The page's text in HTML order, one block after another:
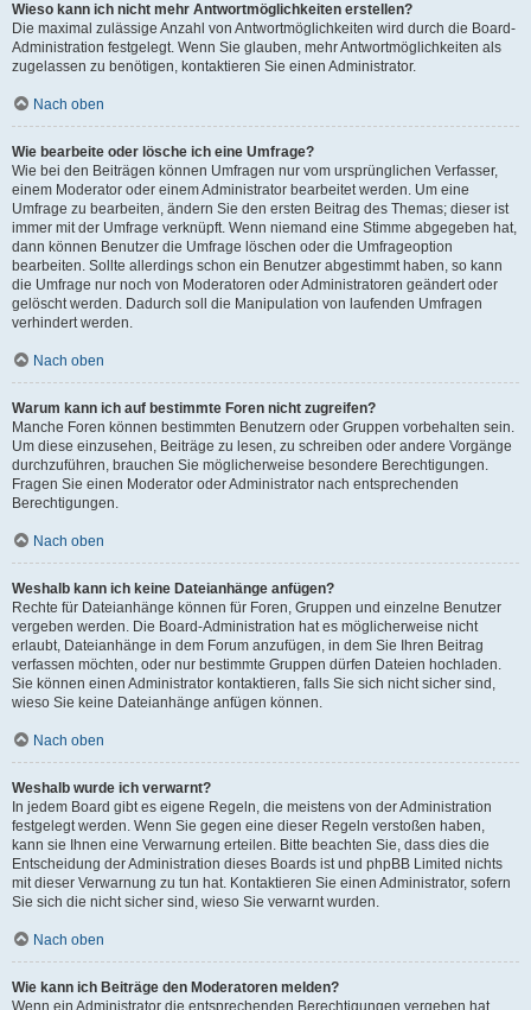
Wieso kann ich nicht mehr Antwortmöglichkeiten erstellen?
Die maximal zulässige Anzahl von Antwortmöglichkeiten wird durch die Board-
Administration festgelegt. Wenn Sie glauben, mehr Antwortmöglichkeiten als
zugelassen zu benötigen, kontaktieren Sie einen Administrator.
Nach oben
Wie bearbeite oder lösche ich eine Umfrage?
Wie bei den Beiträgen können Umfragen nur vom ursprünglichen Verfasser,
einem Moderator oder einem Administrator bearbeitet werden. Um eine
Umfrage zu bearbeiten, ändern Sie den ersten Beitrag des Themas; dieser ist
immer mit der Umfrage verknüpft. Wenn niemand eine Stimme abgegeben hat,
dann können Benutzer die Umfrage löschen oder die Umfrageoption
bearbeiten. Sollte allerdings schon ein Benutzer abgestimmt haben, so kann
die Umfrage nur noch von Moderatoren oder Administratoren geändert oder
gelöscht werden. Dadurch soll die Manipulation von laufenden Umfragen
verhindert werden.
Nach oben
Warum kann ich auf bestimmte Foren nicht zugreifen?
Manche Foren können bestimmten Benutzern oder Gruppen vorbehalten sein.
Um diese einzusehen, Beiträge zu lesen, zu schreiben oder andere Vorgänge
durchzuführen, brauchen Sie möglicherweise besondere Berechtigungen.
Fragen Sie einen Moderator oder Administrator nach entsprechenden
Berechtigungen.
Nach oben
Weshalb kann ich keine Dateianhänge anfügen?
Rechte für Dateianhänge können für Foren, Gruppen und einzelne Benutzer
vergeben werden. Die Board-Administration hat es möglicherweise nicht
erlaubt, Dateianhänge in dem Forum anzufügen, in dem Sie Ihren Beitrag
verfassen möchten, oder nur bestimmte Gruppen dürfen Dateien hochladen.
Sie können einen Administrator kontaktieren, falls Sie sich nicht sicher sind,
wieso Sie keine Dateianhänge anfügen können.
Nach oben
Weshalb wurde ich verwarnt?
In jedem Board gibt es eigene Regeln, die meistens von der Administration
festgelegt werden. Wenn Sie gegen eine dieser Regeln verstoßen haben,
kann sie Ihnen eine Verwarnung erteilen. Bitte beachten Sie, dass dies die
Entscheidung der Administration dieses Boards ist und phpBB Limited nichts
mit dieser Verwarnung zu tun hat. Kontaktieren Sie einen Administrator, sofern
Sie sich die nicht sicher sind, wieso Sie verwarnt wurden.
Nach oben
Wie kann ich Beiträge den Moderatoren melden?
Wenn ein Administrator die entsprechenden Berechtigungen vergeben hat,